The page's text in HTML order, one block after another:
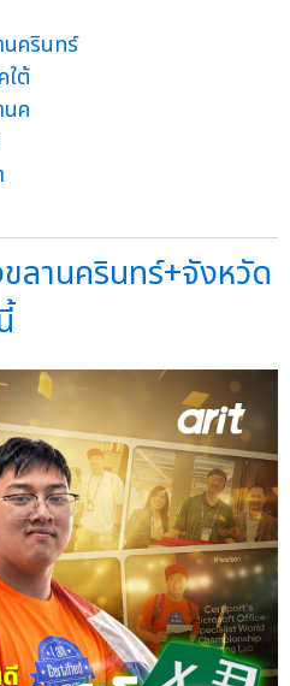
นครินทร์
ใต้
นค
ลานครินทร์+จังหวัด